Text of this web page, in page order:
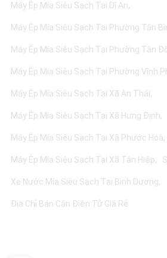
Máy Ép Mía Siêu Sạch Tại Dĩ An
Máy Ép Mía Siêu Sạch Tại Phường Tân
Máy Ép Mía Siêu Sạch Tại Phường Tân
Máy Ép Mía Siêu Sạch Tại Phường Vĩnh
Máy Ép Mía Siêu Sạch Tại Xã An Thái
Máy Ép Mía Siêu Sạch Tại Xã Hưng Định
Máy Ép Mía Siêu Sạch Tại Xã Phước Hoà
Máy Ép Mía Siêu Sạch Tại Xã Tân Hiệp
Xe Nước Mía Siêu Sạch Tại Bình Dương
Địa Chỉ Bán Cân Điện Tử Giá Rẻ